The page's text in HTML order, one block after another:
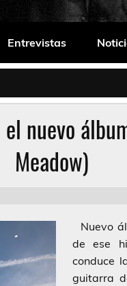
Entrevistas
nuevo
Meadow)
Nuevo
de ese
conduce
guitarra